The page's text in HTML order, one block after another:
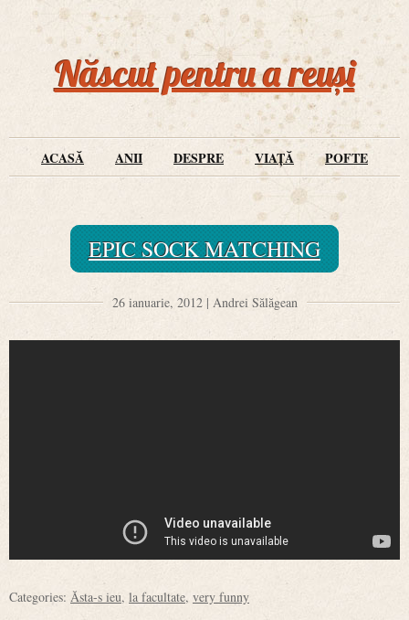
Născut pentru a reuși
ACASĂ ANII DESPRE VIAȚĂ POFTE
EPIC SOCK MATCHING
26 ianuarie, 2012 | Andrei Sălăgean
Categories: Ăsta-s ieu, la facultate, very funny